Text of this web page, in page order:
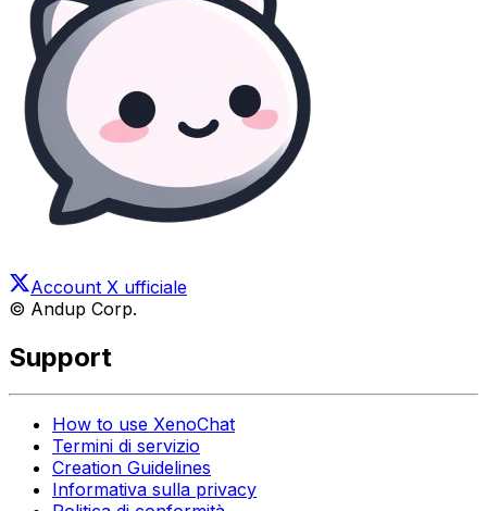
Account X ufficiale
© Andup Corp.
Support
How to use XenoChat
Termini di servizio
Creation Guidelines
Informativa sulla privacy